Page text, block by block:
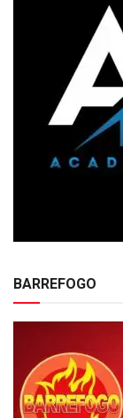
BARREFOGO